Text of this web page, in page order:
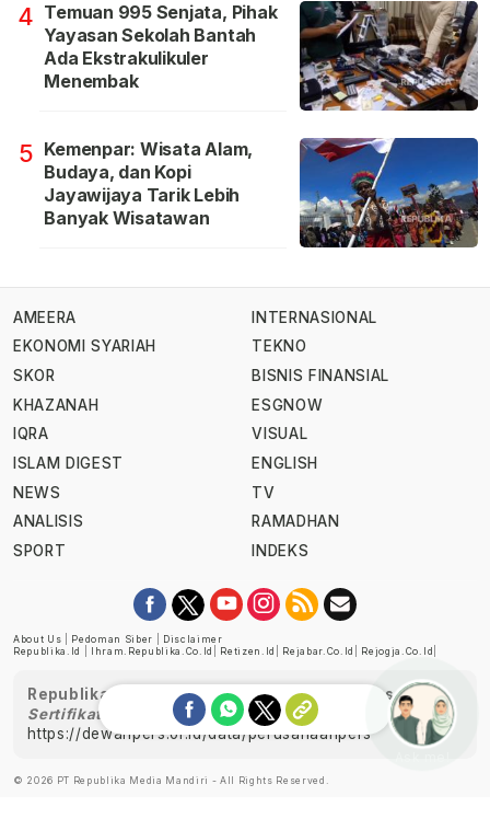
4 Temuan 995 Senjata, Pihak
Yayasan Sekolah Bantah
Ada Ekstrakulikuler
Menembak
5 Kemenpar: Wisata Alam,
Budaya, dan Kopi
Jayawijaya Tarik Lebih
Banyak Wisatawan
AMEERA
EKONOMI SYARIAH
SKOR
KHAZANAH
IQRA
ISLAM DIGEST
NEWS
ANALISIS
SPORT
INTERNASIONAL
TEKNO
BISNIS FINANSIAL
ESGNOW
VISUAL
ENGLISH
TV
RAMADHAN
INDEKS
About Us Pedoman Siber
Disclaimer
Republika.id
Ihram.republika.co.id Retizen.id Rejabar.co.id Rejogja.co.id
Republika telah diverifikasi oleh Dewan Pers
Sertifikat Nomor 1058/DP-Verifikasi/K/XII/2022
https://dewanpers.or.id/data/perusahaanpers
© 2026 PT Republika Media Mandiri - All Rights Reserved.